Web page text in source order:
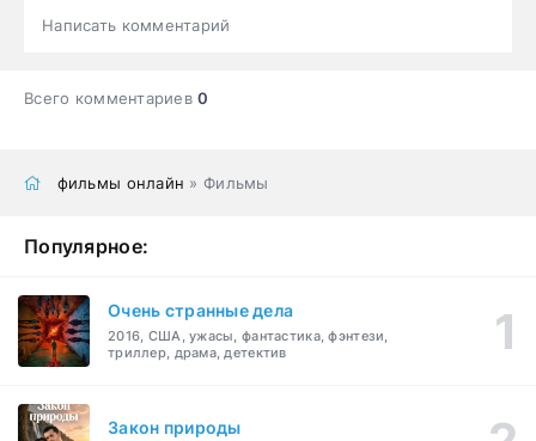
Написать комментарий
Всего комментариев0
фильмы онлайн » Фильмы
Популярное:
Очень странные дела
2016, США, ужасы, фантастика, фэнтези,
триллер, драма, детектив
Закон природы